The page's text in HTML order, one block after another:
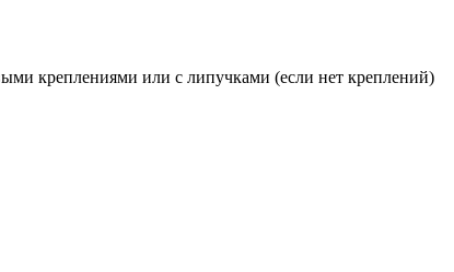
креплениями или с липучками (если нет креплений)